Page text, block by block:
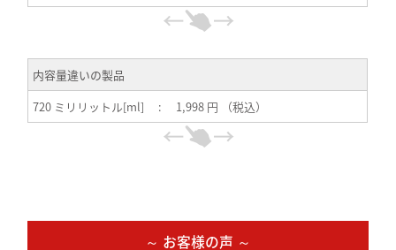
内容量違いの製品
720 ミリリットル[ml] : 1,998 円 （税込）
～ お客様の声 ～